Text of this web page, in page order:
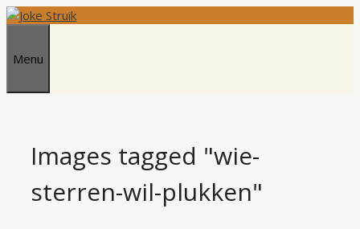
Ga
inhoud
Menu
Images tagged "wie-
sterren-wil-plukken"